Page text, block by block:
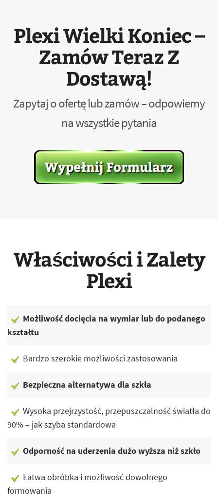
Plexi Wielki Koniec –
Zamów Teraz Z
Dostawą!
Zapytaj o ofertę lub zamów – odpowiemy
na wszystkie pytania
Właściwości i Zalety
Plexi
Możliwość docięcia na wymiar lub do podanego
kształtu
Bardzo szerokie możliwości zastosowania
Bezpieczna alternatywa dla szkła
Wysoka przejrzystość, przepuszczalność światła do
90% – jak szyba standardowa
Odporność na uderzenia dużo wyższa niż szkło
Łatwa obróbka i możliwość dowolnego
formowania